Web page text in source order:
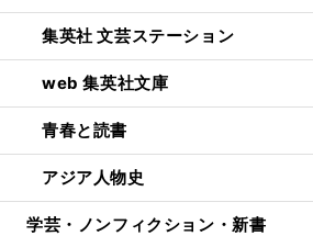
集英社 文芸ステーション
web 集英社文庫
青春と読書
アジア人物史
学芸・ノンフィクション・新書